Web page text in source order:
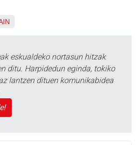
eskualdeko nortasun hitzak
ditu. Harpidedun eginda, tokiko
lantzen dituen komunikabidea